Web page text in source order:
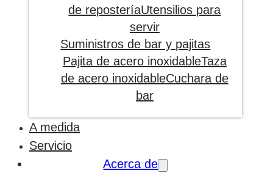
de reposteríaUtensilios para
servir
Suministros de bar y pajitas
Pajita de acero inoxidableTaza
de acero inoxidableCuchara de
bar
A medida
Servicio
Acerca de